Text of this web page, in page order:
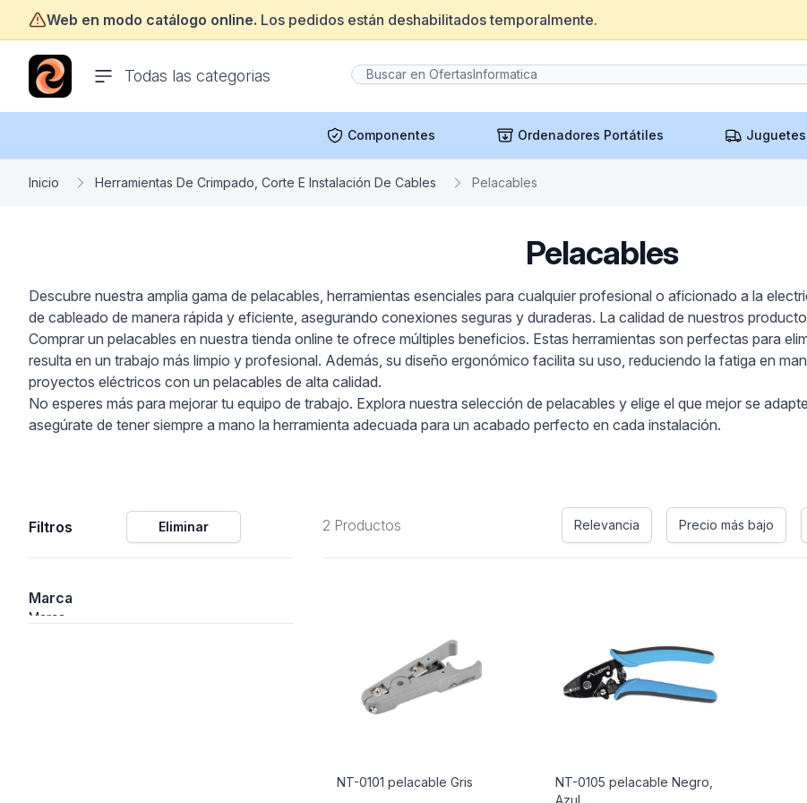
Web en modo catálogo online. Los pedidos están deshabilitados temporalmente.
Todas las categorias
ofertasinformatica.com
Componentes Ordenadores Portátiles
Inicio Herramientas De Crimpado, Corte E Instalación De Cables Pelacables
Pelacables
Descubre nuestra amplia gama de pelacables, herramientas esenciales para cualquier profesional o aficionado a la
de cableado de manera rápida y eficiente, asegurando conexiones seguras y duraderas. La calidad de nuestros
Comprar un pelacables en nuestra tienda online te ofrece múltiples beneficios. Estas herramientas son perfectas para
resulta en un trabajo más limpio y profesional. Además, su diseño ergonómico facilita su uso, reduciendo la fatiga en
proyectos eléctricos con un pelacables de alta calidad.
No esperes más para mejorar tu equipo de trabajo. Explora nuestra selección de pelacables y elige el que mejor se
asegúrate de tener siempre a mano la herramienta adecuada para un acabado perfecto en cada instalación.
Filtros Eliminar
Marca
Marca
2 Productos Relevancia Precio más bajo
NT-0101 pelacable Gris
NT-0105 pelacable Negro,
Azul